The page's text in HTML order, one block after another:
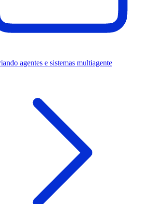
agentes e sistemas multiagente